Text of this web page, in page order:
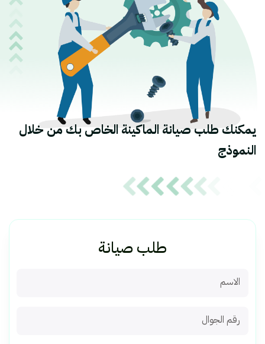
يمكنك طلب صيانة الماكينة الخاص بك من خلال
النموذج
طلب صيانة
الاسم
رقم الجوال